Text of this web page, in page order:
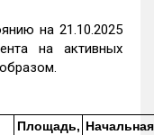
на 21.10.2025
на активных
Площадь, Начальная